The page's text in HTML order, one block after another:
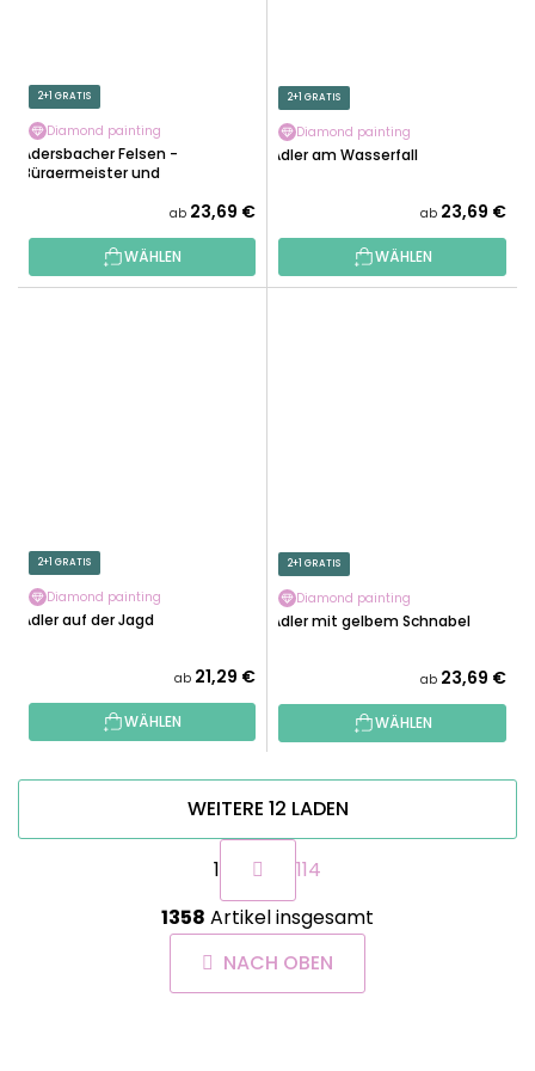
2+1 GRATIS
Diamond painting
Adersbacher Felsen -
Bürgermeister und
ab 23,69 €
WÄHLEN
2+1 GRATIS
Diamond painting
Adler am Wasserfall
ab 23,69 €
WÄHLEN
2+1 GRATIS
Diamond painting
Adler auf der Jagd
ab 21,29 €
WÄHLEN
2+1 GRATIS
Diamond painting
Adler mit gelbem Schnabel
ab 23,69 €
WÄHLEN
S
t
e
u
e
WEITERE 12 LADEN
P
g
i
n
i
e
1
114
1358 Artikel insgesamt
NACH OBEN